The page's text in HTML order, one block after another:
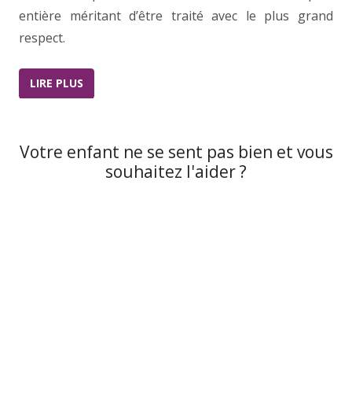
entière méritant d’être traité avec le plus grand
respect.
LIRE PLUS
Votre enfant ne se sent pas bien et vous
souhaitez l'aider ?